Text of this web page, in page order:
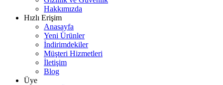
Hakkımızda
Hızlı Erişim
Anasayfa
Yeni Ürünler
İndirimdekiler
Müşteri Hizmetleri
İletişim
Blog
Üye